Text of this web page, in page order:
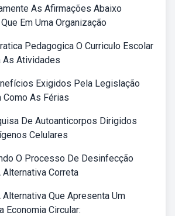
As Afirmações Abaixo
Em Uma Organização
Pedagogica O Curriculo Escolar
As Atividades
Exigidos Pela Legislação
Como As Férias
De Autoanticorpos Dirigidos
Celulares
O Processo De Desinfecção
Correta
Que Apresenta Um
Economia Circular: